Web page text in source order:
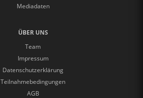
Mediadaten
ÜBER UNS
Team
Impressum
Datenschutzerklärung
Teilnahmebedingungen
AGB